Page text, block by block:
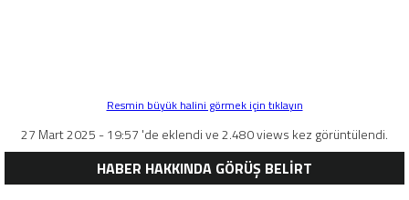
Resmin büyük halini görmek için tıklayın
27 Mart 2025 - 19:57 'de eklendi ve 2.480 views kez görüntülendi.
HABER HAKKINDA GÖRÜŞ BELİRT